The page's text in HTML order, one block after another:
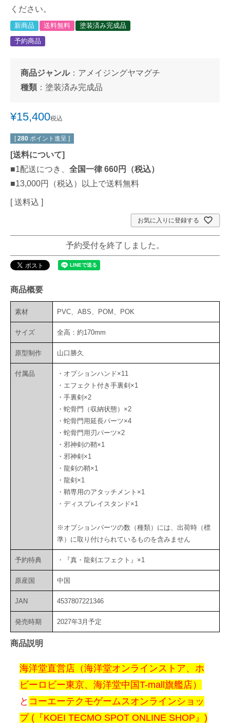
ください。
新商品 送料無料
塗装済み完成品
予約商品
商品ジャンル： アメイジングヤマグチ
種類 ： 塗装済み完成品
¥15,400税込
[ 280 ポイント進呈 ]
[送料について]
■1配送につき、 全国一律 660円（税込）
■13,000円（税込）以上で送料無料
送料込
お気に入りに登録する
予約受付を終了しました。
商品概要
素材 PVC、ABS、POM、POK
サイズ 全高：約170mm
原型制作 山口勝久
付属品
・オプションハンド×11
・エフェクト付き手裏剣×1
・手裏剣×2
・蛇骨門（収納状態）×2
・蛇骨門用延長パーツ×4
・蛇骨門用刃パーツ×2
・邪神剣の鞘×1
・邪神剣×1
・龍剣の鞘×1
・龍剣×1
・鞘専用のアタッチメント×1
・ディスプレイスタンド×1
※オプションパーツの数（種類）には、出荷時（標
準）に取り付けられているものを含みません
予約特典 ・『真・龍剣エフェクト』×1
原産国 中国
JAN 4537807221346
発売時期 2027年3月予定
商品説明
海洋堂直営店（海洋堂オンラインストア、ホ
ビーロビー東京、海洋堂中国T-mall旗艦店）
と コーエーテクモゲームスオンラインショッ
プ (『KOEI TECMO SPOT ONLINE SHOP』)